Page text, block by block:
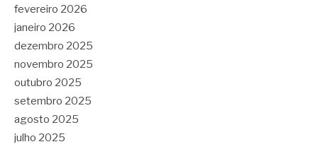
fevereiro 2026
janeiro 2026
dezembro 2025
novembro 2025
outubro 2025
setembro 2025
agosto 2025
julho 2025